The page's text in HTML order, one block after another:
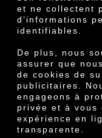
et ne collectent
d’informations
identifiables.
De plus, nous
assurer que
de cookies de
publicitaires.
engageons à
privée et à vous
expérience en
transparente.